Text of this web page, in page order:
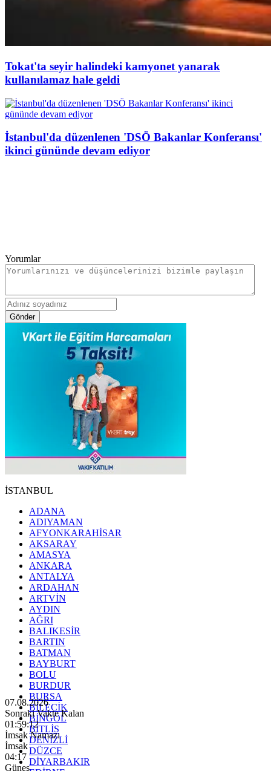
Tokat'ta seyir halindeki kamyonet yanarak
kullanılamaz hale geldi
İstanbul'da düzenlenen 'DSÖ Bakanlar Konferansı'
ikinci gününde devam ediyor
Yorumlar
Gönder
İSTANBUL
ADANA
ADIYAMAN
AFYONKARAHİSAR
AKSARAY
AMASYA
ANKARA
ANTALYA
ARDAHAN
ARTVİN
AYDIN
AĞRI
BALIKESİR
BARTIN
BATMAN
BAYBURT
BOLU
BURDUR
BURSA
BİLECİK
BİNGÖL
BİTLİS
DENİZLİ
DÜZCE
DİYARBAKIR
07.08.2026
Sonraki Vakte Kalan
01:59:10
İmsak Namazı
İmsak
04:17
Güneş